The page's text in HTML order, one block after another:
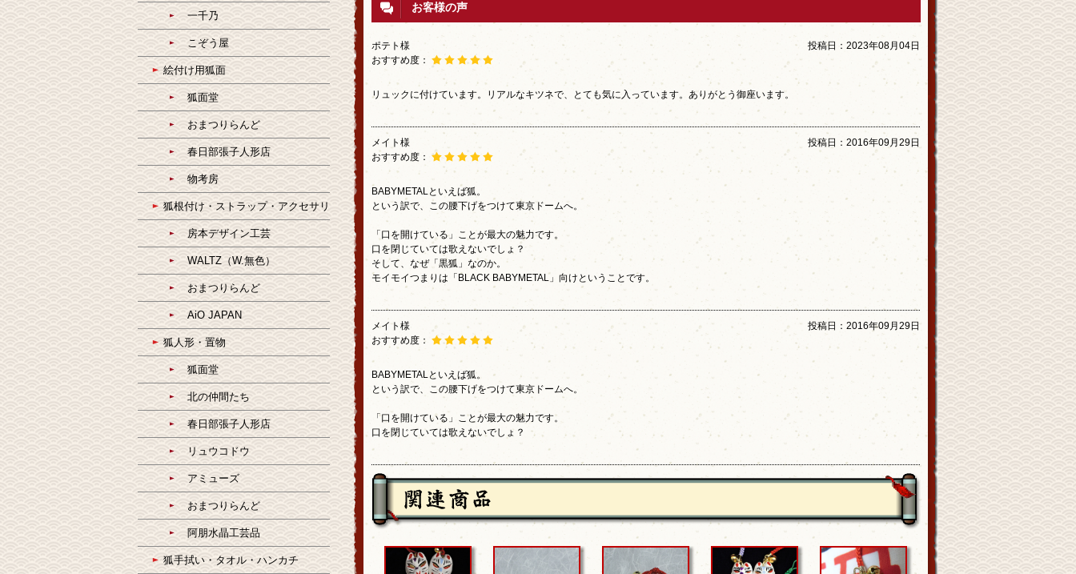
お客様の声
ポテト様 投稿日： 2023年08月04日
おすすめ度：
リュックに付けています。リアルなキツネで、とても気に入っています。ありがとう御座います。
メイト様 投稿日： 2016年09月29日
おすすめ度：
BABYMETALといえば狐。
という訳で、この腰下げをつけて東京ドームへ。
「口を開けている」ことが最大の魅力です。
口を閉じていては歌えないでしょ？
そして、なぜ「黒狐」なのか。
モイモイつまりは「BLACK BABYMETAL」向けということです。
メイト様 投稿日： 2016年09月29日
おすすめ度：
BABYMETALといえば狐。
という訳で、この腰下げをつけて東京ドームへ。
「口を開けている」ことが最大の魅力です。
口を閉じていては歌えないでしょ？
一千乃
こぞう屋
絵付け用狐面
狐面堂
おまつりらんど
春日部張子人形店
物考房
狐根付け・ストラップ・アクセサリ
房本デザイン工芸
WALTZ（W.無色）
おまつりらんど
AiO JAPAN
狐人形・置物
狐面堂
北の仲間たち
春日部張子人形店
リュウコドウ
アミューズ
おまつりらんど
阿朋水晶工芸品
狐手拭い・タオル・ハンカチ